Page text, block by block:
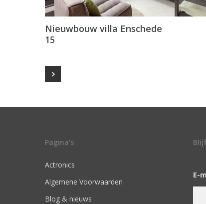
Nieuwbouw villa Enschede
15
Pagina’s
Actronics
Algemene Voorwaarden
Blog & nieuws
E-